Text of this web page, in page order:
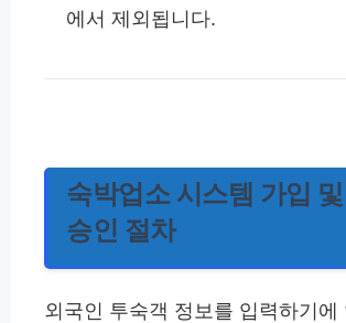
에서 제외됩니다.
숙박업소 시스템 가입
승인 절차
외국인 투숙객 정보를 입력하기에